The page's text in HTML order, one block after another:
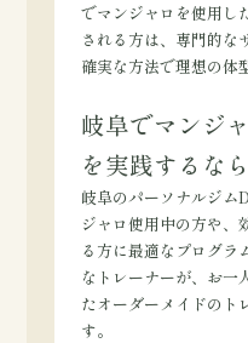
でマンジャロを使用し
される方は、専門的な
確実な方法で理想の体
岐阜でマンジ
を実践するなら
岐阜のパーソナルジム
ジャロ使用中の方や、
る方に最適なプログラ
なトレーナーが、お一
たオーダーメイドのト
す。